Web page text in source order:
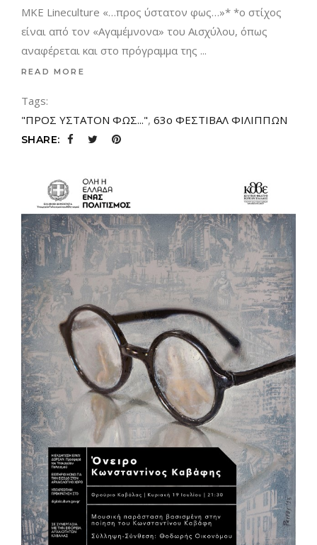
ΜΚΕ Lineculture «…προς ύστατον φως…»* *ο στίχος
είναι από τον «Αγαμέμνονα» του Αισχύλου, όπως
αναφέρεται και στο πρόγραμμα της
READ MORE
Tags:
"ΠΡΟΣ ΥΣΤΑΤΟΝ ΦΩΣ...", 63ο ΦΕΣΤΙΒΑΛ ΦΙΛΙΠΠΩΝ
SHARE: